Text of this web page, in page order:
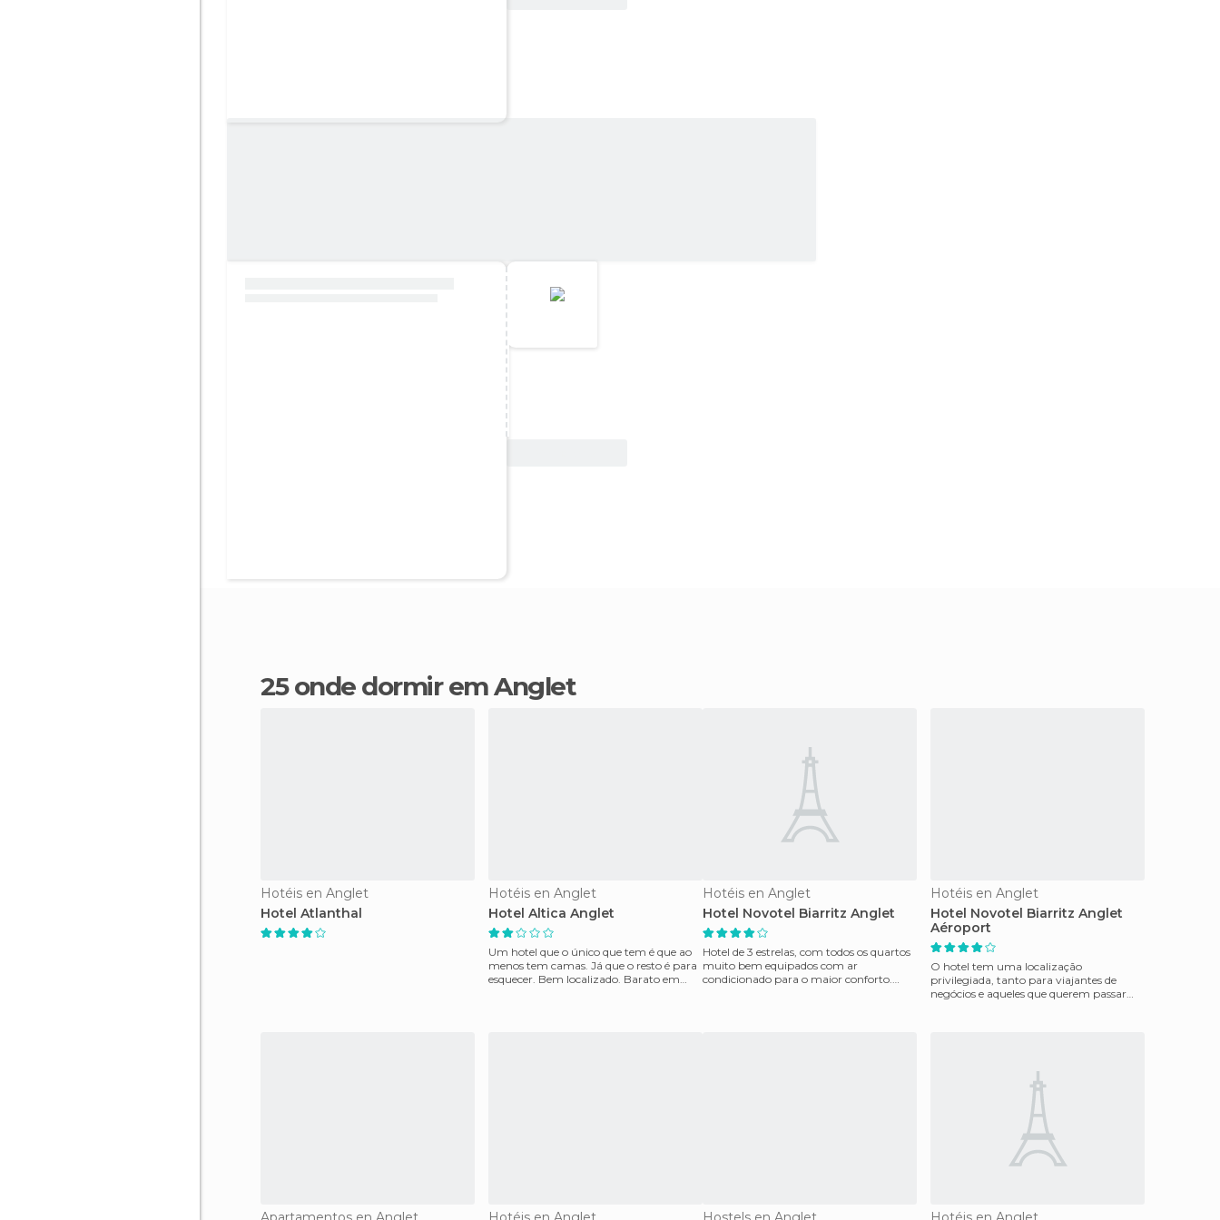
25 onde dormir em Anglet
Hotéis en Anglet
Hotel Atlanthal
Hotéis en Anglet
Hotel Altica Anglet
Um hotel que o único que tem é que ao
menos tem camas. Já que o resto é para
esquecer. Bem localizado. Barato em
Hotéis en Anglet
Hotel Novotel Biarritz Anglet
Hotel de 3 estrelas, com todos os quartos
muito bem equipados com ar
condicionado para o maior conforto.
Hotéis en Anglet
Hotel Novotel Biarritz Anglet
Aéroport
O hotel tem uma localização
privilegiada, tanto para viajantes de
negócios e aqueles que querem passar